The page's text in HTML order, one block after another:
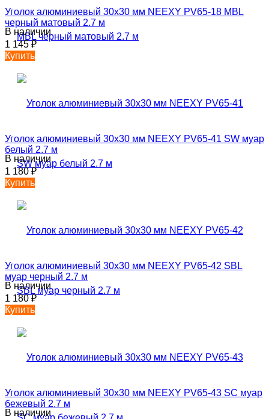
Уголок алюминиевый 30х30 мм NEEXY PV65-18 MBL
черный матовый 2.7 м
В наличии
1 145₽
Купить
Уголок алюминиевый 30х30 мм NEEXY PV65-41 SW муар
белый 2.7 м
В наличии
1 180₽
Купить
Уголок алюминиевый 30х30 мм NEEXY PV65-42 SBL
муар черный 2.7 м
В наличии
1 180₽
Купить
Уголок алюминиевый 30х30 мм NEEXY PV65-43 SC муар
бежевый 2.7 м
В наличии